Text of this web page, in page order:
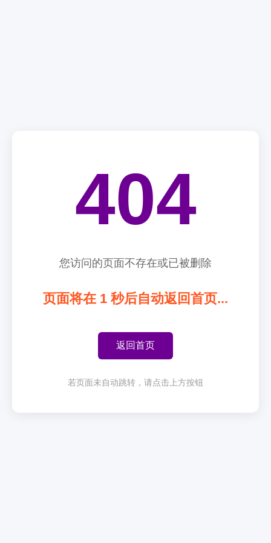
404
您访问的页面不存在或已被删除
页面将在 1 秒后自动返回首页...
返回首页
若页面未自动跳转，请点击上方按钮